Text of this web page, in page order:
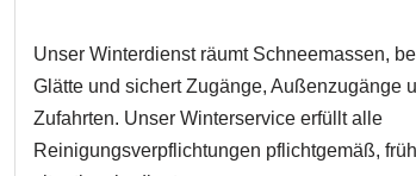
Unser Winterdienst räumt Schneemassen,
Glätte und sichert Zugänge, Außenzugänge
Zufahrten. Unser Winterservice erfüllt alle
Reinigungsverpflichtungen pflichtgemäß,